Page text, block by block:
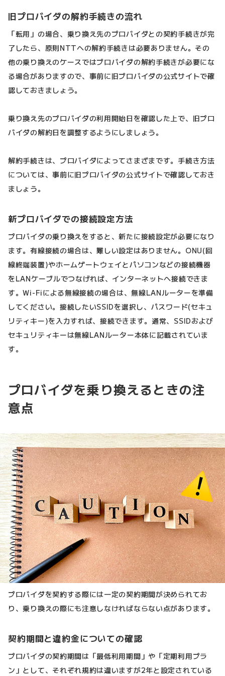
旧プロバイダの解約手続きの流れ
「転用」の場合、乗り換え先のプロバイダとの契約手続きが完
了したら、原則NTTへの解約手続きは必要ありません。その
他の乗り換えのケースではプロバイダの解約手続きが必要にな
る場合がありますので、事前に旧プロバイダの公式サイトで確
認しておきましょう。
乗り換え先のプロバイダの利用開始日を確認した上で、旧プロ
バイダの解約日を調整するようにしましょう。
解約手続きは、プロバイダによってさまざまです。手続き方法
については、事前に旧プロバイダの公式サイトで確認しておき
ましょう。
新プロバイダでの接続設定方法
プロバイダの乗り換えをすると、新たに接続設定が必要になり
ます。有線接続の場合は、難しい設定はありません。ONU(回
線終端装置)やホームゲートウェイとパソコンなどの接続機器
をLANケーブルでつなげれば、インターネットへ接続できま
す。Wi-Fiによる無線接続の場合は、無線LANルーターを準備
してください。接続したいSSIDを選択し、パスワード(セキュ
リティキー)を入力すれば、接続できます。通常、SSIDおよび
セキュリティキーは無線LANルーター本体に記載されていま
す。
プロバイダを乗り換えるときの注
意点
プロバイダを契約する際には一定の契約期間が決められてお
り、乗り換えの際にも注意しなければならない点があります。
契約期間と違約金についての確認
プロバイダの契約期間は「最低利用期間」や「定期利用プラ
ン」として、それぞれ規約は違いますが2年と設定されている